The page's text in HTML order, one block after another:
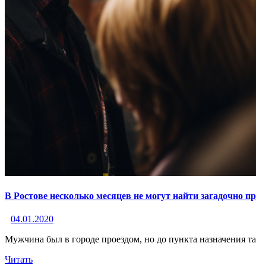
В Ростове несколько месяцев не могут найти загадочно
04.01.2020
Мужчина был в городе проездом, но до пункта назначения
Читать